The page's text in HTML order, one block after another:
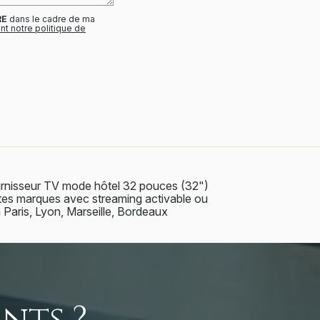
dans le cadre de ma
notre politique de
TV mode hôtel 32 pouces (32")
marques avec streaming activable ou
Paris, Lyon, Marseille, Bordeaux